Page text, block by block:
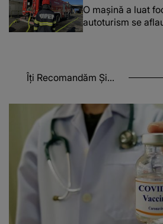
O maşină a luat
autoturism se
Îți Recomandăm Și...